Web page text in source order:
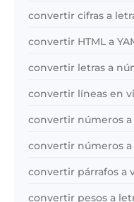
convertir cifras a
convertir HTML a
convertir letras a
convertir líneas en
convertir números
convertir números
convertir párrafos a
convertir pesos a